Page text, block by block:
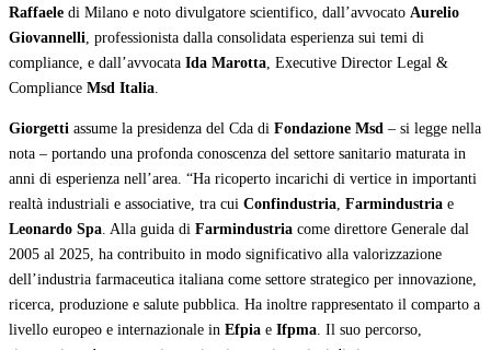
Raffaele di Milano e noto divulgatore scientifico, dall’avvocato Aurelio
Giovannelli , professionista dalla consolidata esperienza sui temi di
compliance, e dall’avvocata Ida Marotta , Executive Director Legal &
Compliance Msd Italia
Giorgetti assume la presidenza del Cda di Fondazione Msd – si legge nella
nota – portando una profonda conoscenza del settore sanitario maturata in
anni di esperienza nell’area. “Ha ricoperto incarichi di vertice in importanti
realtà industriali e associative, tra cui Confindustria Farmindustria e
Leonardo Spa . Alla guida di Farmindustria come direttore Generale dal
2005 al 2025, ha contribuito in modo significativo alla valorizzazione
dell’industria farmaceutica italiana come settore strategico per innovazione,
ricerca, produzione e salute pubblica. Ha inoltre rappresentato il comparto a
livello europeo e internazionale in Efpia e Ifpma . Il suo percorso,